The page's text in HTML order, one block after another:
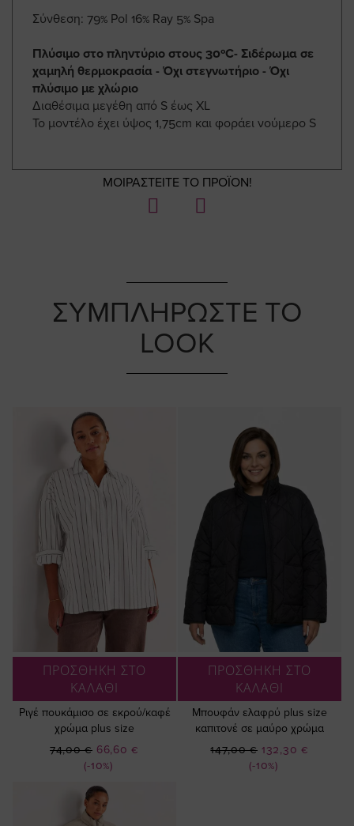
Σύνθεση: 79% Pol 16% Ray 5% Spa
Πλύσιμο στο πληντύριο στους 30ºC- Σιδέρωμα σε
χαμηλή θερμοκρασία - Όχι στεγνωτήριο - Όχι
πλύσιμο με χλώριο
Διαθέσιμα μεγέθη από S έως XL
To μοντέλο έχει ύψος 1,75cm και φοράει νούμερο S
ΜΟΙΡΑΣΤΕΙΤΕ ΤΟ ΠΡΟΪΟΝ!
ΣΥΜΠΛΗΡΩΣΤΕ ΤΟ
LOOK
ΠΡΟΣΘΗΚΗ ΣΤΟ
ΚΑΛΑΘΙ
Ριγέ πουκάμισο σε εκρού/καφέ
χρώμα plus size
(-10%)
Ειδική
Τιμή
66,60 €
74,00 €
ΠΡΟΣΘΗΚΗ ΣΤΟ
ΚΑΛΑΘΙ
Μπουφάν ελαφρύ plus size
καπιτονέ σε μαύρο χρώμα
(-10%)
Ειδική
Τιμή
132,30 €
147,00 €